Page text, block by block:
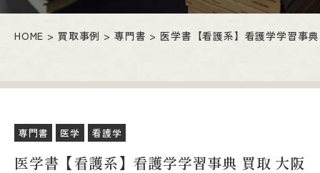
HOME 買取事例 専門書 医学書【看護系】看護学学習事
専門書 医学 看護学
医学書【看護系】看護学学習事典 買取 大阪